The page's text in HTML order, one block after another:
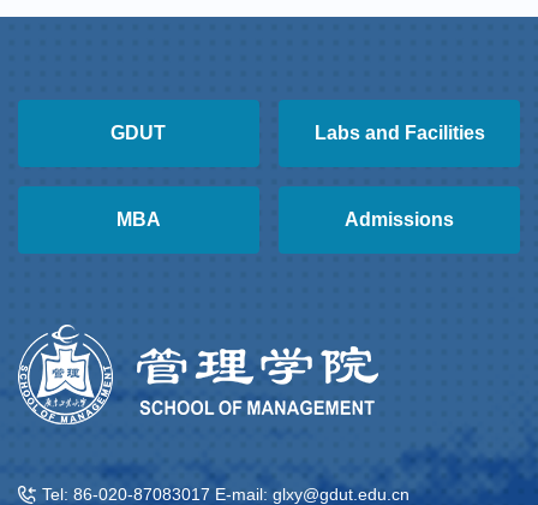
GDUT Labs and Facilities
MBA Admissions
Tel: 86-020-87083017 E-mail: glxy@gdut.edu.cn